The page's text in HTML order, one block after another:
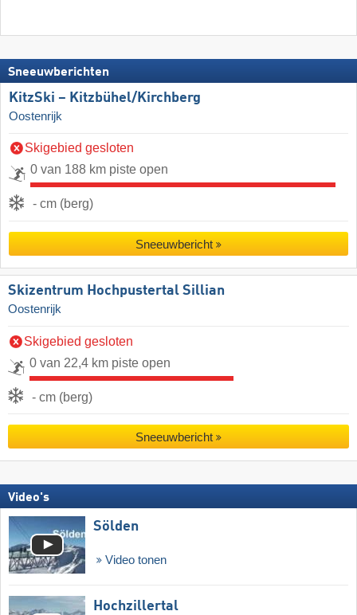
Sneeuwberichten
KitzSki – Kitzbühel/​Kirchberg
Oostenrijk
Skigebied gesloten
0 van 188 km piste open
- cm (berg)
Sneeuwbericht
Skizentrum Hochpustertal Sillian
Oostenrijk
Skigebied gesloten
0 van 22,4 km piste open
- cm (berg)
Sneeuwbericht
Video's
Sölden
Video tonen
Hochzillertal